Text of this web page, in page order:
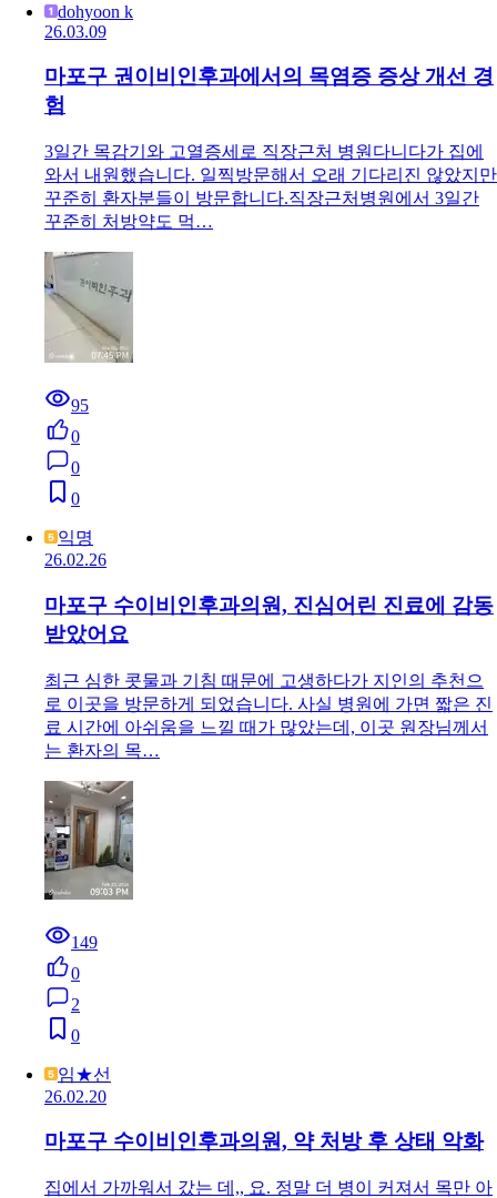
dohyoon k
26.03.09
마포구 권이비인후과에서의 목염증 증상 개선 경
험
3일간 목감기와 고열증세로 직장근처 병원다니다가 집에
와서 내원했습니다. 일찍방문해서 오래 기다리진 않았지만
꾸준히 환자분들이 방문합니다.직장근처병원에서 3일간
꾸준히 처방약도 먹…
95
0
0
0
익명
26.02.26
마포구 수이비인후과의원, 진심어린 진료에 감동
받았어요
최근 심한 콧물과 기침 때문에 고생하다가 지인의 추천으
로 이곳을 방문하게 되었습니다. 사실 병원에 가면 짧은 진
료 시간에 아쉬움을 느낄 때가 많았는데, 이곳 원장님께서
는 환자의 목…
149
0
2
0
임★선
26.02.20
마포구 수이비인후과의원, 약 처방 후 상태 악화
집에서 가까워서 갔는 데,, 요. 정말 더 병이 커져서 목만 아